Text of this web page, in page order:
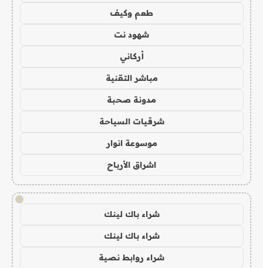
طعم وكيف
شهود نت
أركاني
مباشر التقنية
مدونة صحبة
شرقيات السياحة
موسوعة انوار
اشراق الأرباح
!
شراء باك لينك
شراء باك لينك
شراء روابط نصية